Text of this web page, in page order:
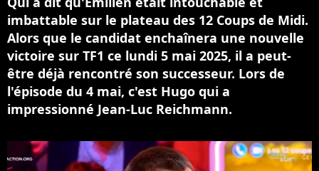
imbattable sur le plateau des 12 Coups de Midi.
Alors que le candidat enchaînera une nouvelle
victoire sur TF1 ce lundi 5 mai 2025, il a peut-
être déjà rencontré son successeur. Lors de
l'épisode du 4 mai, c'est Hugo qui a
impressionné Jean-Luc Reichmann.